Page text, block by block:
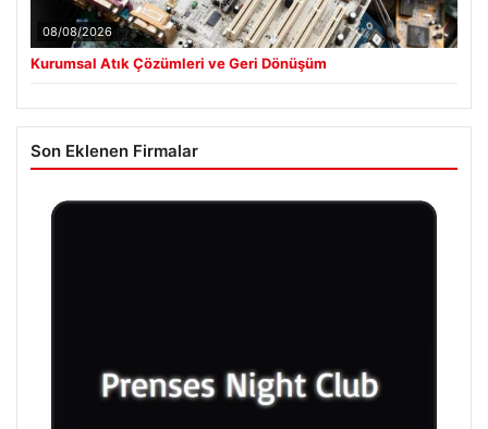
08/08/2026
Kurumsal Atık Çözümleri ve Geri Dönüşüm
Son Eklenen Firmalar